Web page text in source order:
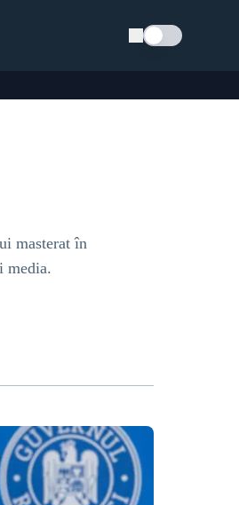
Schimba tema
masterat în
media.